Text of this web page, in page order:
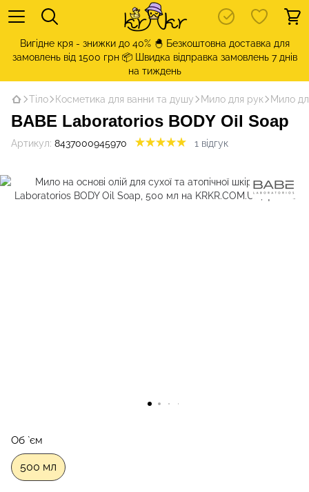
Вигідне кря - знижки до 40% 🐣 Безкоштовна доставка для
замовлень від 1500 грн 📦 Швидка відправка замовлень 7 днів
на тиждень
Тіло Косметика для ванни та душу Мило для рук Мило
BABE Laboratorios BODY Oil Soap
Артикул: 8437000945970 1 відгук
Об `єм
500 мл